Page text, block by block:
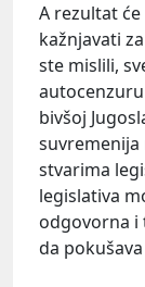
A rezultat
kažnjavati
ste mislili,
bivšoj
suvremenija
stvarima
legislativa
odgovorna i
da